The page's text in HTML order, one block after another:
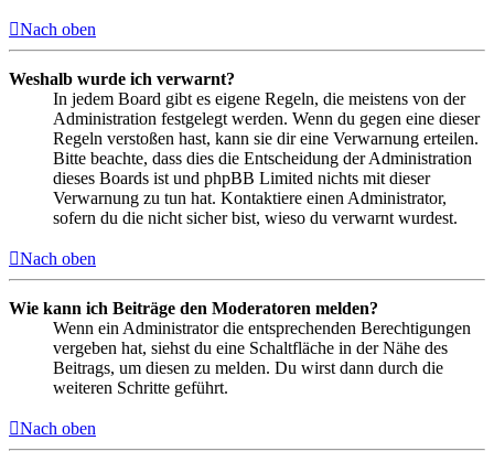
Nach oben
Weshalb wurde ich verwarnt?
In jedem Board gibt es eigene Regeln, die meistens von der
Administration festgelegt werden. Wenn du gegen eine dieser
Regeln verstoßen hast, kann sie dir eine Verwarnung erteilen.
Bitte beachte, dass dies die Entscheidung der Administration
dieses Boards ist und phpBB Limited nichts mit dieser
Verwarnung zu tun hat. Kontaktiere einen Administrator,
sofern du die nicht sicher bist, wieso du verwarnt wurdest.
Nach oben
Wie kann ich Beiträge den Moderatoren melden?
Wenn ein Administrator die entsprechenden Berechtigungen
vergeben hat, siehst du eine Schaltfläche in der Nähe des
Beitrags, um diesen zu melden. Du wirst dann durch die
weiteren Schritte geführt.
Nach oben